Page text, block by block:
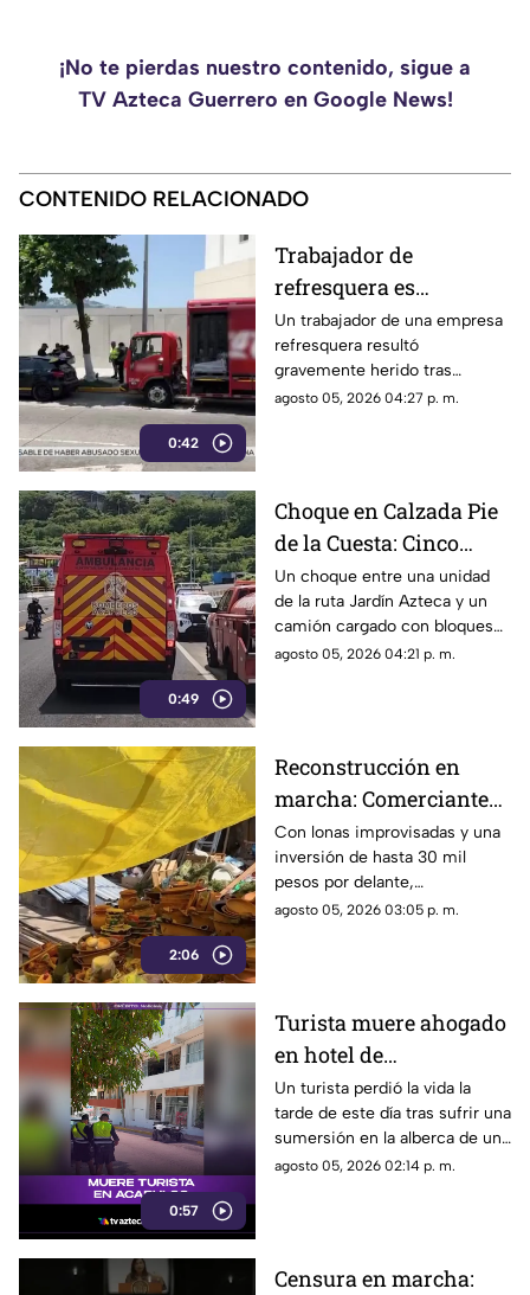
¡No te pierdas nuestro contenido, sigue a
TV Azteca Guerrero en Google News!
CONTENIDO RELACIONADO
0:42
Trabajador de
refresquera es
atropellado en la
Costera Miguel Alemán
Un trabajador de una empresa
refresquera resultó
gravemente herido tras
resbalar de su camión y ser
agosto 05, 2026 04:27 p. m.
0:49
Choque en Calzada Pie
de la Cuesta: Cinco
lesionados tras
impacto entre combi y
camión de carga
Un choque entre una unidad
de la ruta Jardín Azteca y un
camión cargado con bloques
de concreto movilizó a los
agosto 05, 2026 04:21 p. m.
2:06
Reconstrucción en
marcha: Comerciantes
del Mercado Central de
Acapulco se levantan
tras la explosión
Con lonas improvisadas y una
inversión de hasta 30 mil
pesos por delante,
comerciantes del Mercado
agosto 05, 2026 03:05 p. m.
0:57
Turista muere ahogado
en hotel de
fraccionamiento Las
Playas en Acapulco
Un turista perdió la vida la
tarde de este día tras sufrir una
sumersión en la alberca de un
hospedaje ubicado sobre la
agosto 05, 2026 02:14 p. m.
Censura en marcha: